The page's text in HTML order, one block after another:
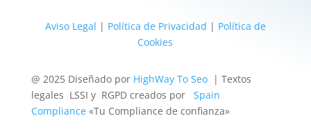
Aviso Legal | Política de Privacidad | Política de
Cookies
@ 2025 Diseñado por HighWay To Seo| Textos
legales LSSI y RGPD creados por Spain
Compliance«Tu Compliance de confianza»